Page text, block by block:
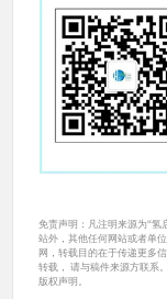
免责声明：凡注明来源为“氢
站外，其他任何网站或者单
网，转载目的在于传递更多
转载， 请与稿件来源方联系
版权声明。